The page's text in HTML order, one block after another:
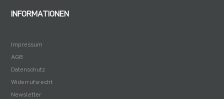
INFORMATIONEN
Impressum
AGB
Datenschutz
Widerrufsrecht
Newsletter